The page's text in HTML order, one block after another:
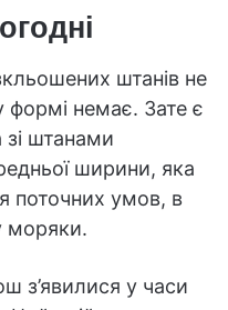
штанів не
формі немає. Зате є
зі штанами
ширини, яка
поточних умов, в
моряки.
з’явилися у часи